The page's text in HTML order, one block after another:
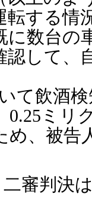
転する情
に数台の
認して、
て飲酒
0.25ミリ
め、被告
審判決